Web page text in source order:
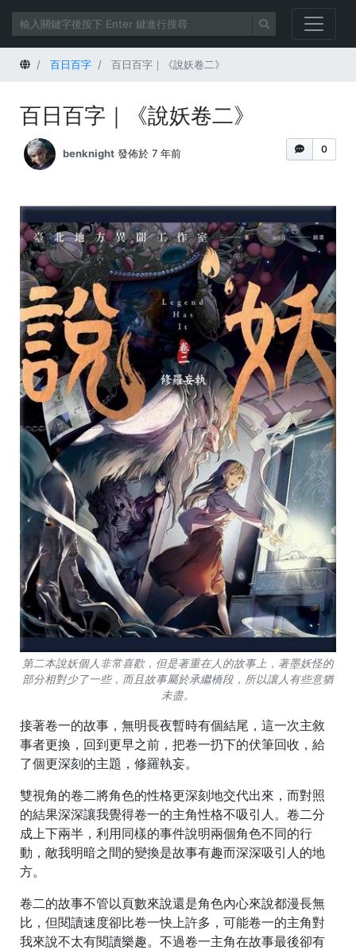
首頁 百日百字 百日百字｜《說妖卷二》
百日百字｜《說妖卷二》
0
benknight 發佈於 7 年前
第二本說妖個人非常喜歡，但是著重在人的故事上，著墨妖怪的
部分相對少了一些，而且故事屬於承繼橋段，所以讓人有些意猶
未盡。
接著卷一的故事，無明長夜暫時有個結尾，這一次主敘
事者更換，回到更早之前，把卷一扔下的伏筆回收，給
了個更深刻的主題，修羅執妄。
雙視角的卷二將角色的性格更深刻地交代出來，而對照
的結果深深讓我覺得卷一的主角性格不吸引人。卷二分
成上下兩半，利用同樣的事件說明兩個角色不同的行
動，敵我明暗之間的變換是故事有趣而深深吸引人的地
方。
卷二的故事不管以頁數來說還是角色內心來說都漫長無
比，但閱讀速度卻比卷一快上許多，可能卷一的主角對
我來說不太有閱讀樂趣。不過卷一主角在故事最後卻有